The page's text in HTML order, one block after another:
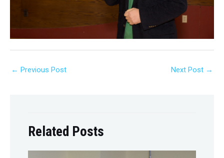
← Previous Post Next Post →
Related Posts